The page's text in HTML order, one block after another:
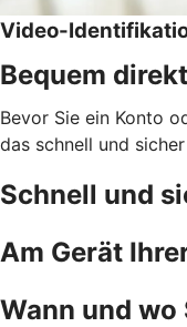
Video-
Bequem
Bevor Sie ein Konto
das schnell und
Schnell und
Am Gerät
Wann und wo